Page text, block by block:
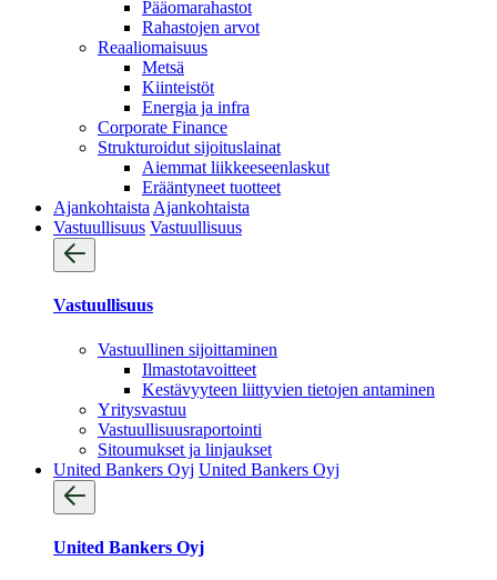
Pääomarahastot
Rahastojen arvot
Reaaliomaisuus
Metsä
Kiinteistöt
Energia ja infra
Corporate Finance
Strukturoidut sijoituslainat
Aiemmat liikkeeseenlaskut
Erääntyneet tuotteet
Ajankohtaista Ajankohtaista
Vastuullisuus Vastuullisuus
Vastuullisuus
Vastuullinen sijoittaminen
Ilmastotavoitteet
Kestävyyteen liittyvien tietojen antaminen
Yritysvastuu
Vastuullisuus­raportointi
Sitoumukset ja linjaukset
United Bankers Oyj United Bankers Oyj
United Bankers Oyj